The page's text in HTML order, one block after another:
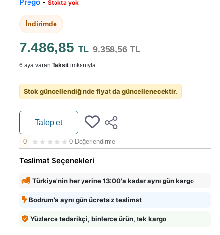
Prego - Stokta yok
İndirimde
7.486,85 TL 9.358,56 TL
6 aya varan Taksit imkanıyla
Stok güncellendiğinde fiyat da güncellenecektir.
Talep et
0 0 Değerlendirme
Teslimat Seçenekleri
Türkiye'nin her yerine 13:00'a kadar aynı gün kargo
Bodrum'a aynı gün ücretsiz teslimat
Yüzlerce tedarikçi, binlerce ürün, tek kargo